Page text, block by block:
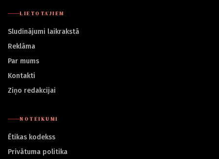
LIETOTĀJIEM
Sludinājumi laikrakstā
Reklāma
Par mums
Kontakti
Ziņo redakcijai
NOTEIKUMI
Ētikas kodekss
Privātuma politika